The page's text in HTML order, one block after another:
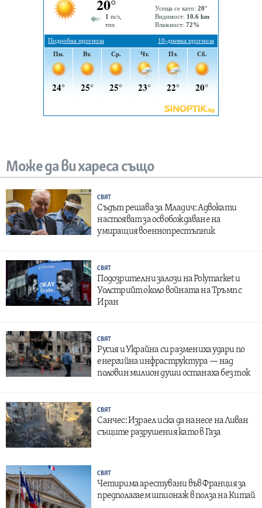
Може да ви хареса също
СВЯТ
Съдът решава за Младич: Адвокати
настояват за освобождаване на
умиращия военнопрестъпник
СВЯТ
Подозрителни залози на Polymarket и
Уолстрийт около войната на Тръмп с
Иран
СВЯТ
Русия и Украйна си размениха удари по
енергийна инфраструктура — над
половин милион души останаха без ток
СВЯТ
Санчес: Израел иска да нанесе на Ливан
същите разрушения като в Газа
СВЯТ
Четирима арестувани във Франция за
предполагаем шпионаж в полза на Китай